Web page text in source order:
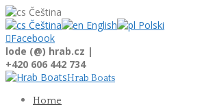
Čeština
Čeština
English
Polski
Facebook
lode (@) hrab.cz |
+420 606 442 734
Hrab Boats
Home